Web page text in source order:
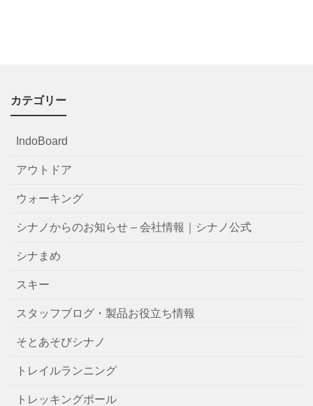
カテゴリー
IndoBoard
アウトドア
ウォーキング
シナノからのお知らせ – 会社情報｜シナノ公式
シナまめ
スキー
スタッフブログ・製品お役立ち情報
そとあそびシナノ
トレイルランニング
トレッキングポール